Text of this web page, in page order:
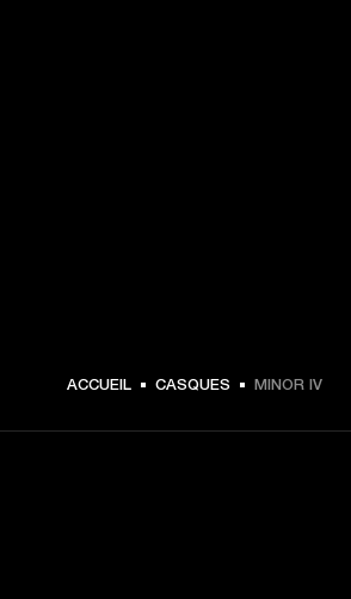
€ 129 -
ACCUEIL CASQUES MINOR IV